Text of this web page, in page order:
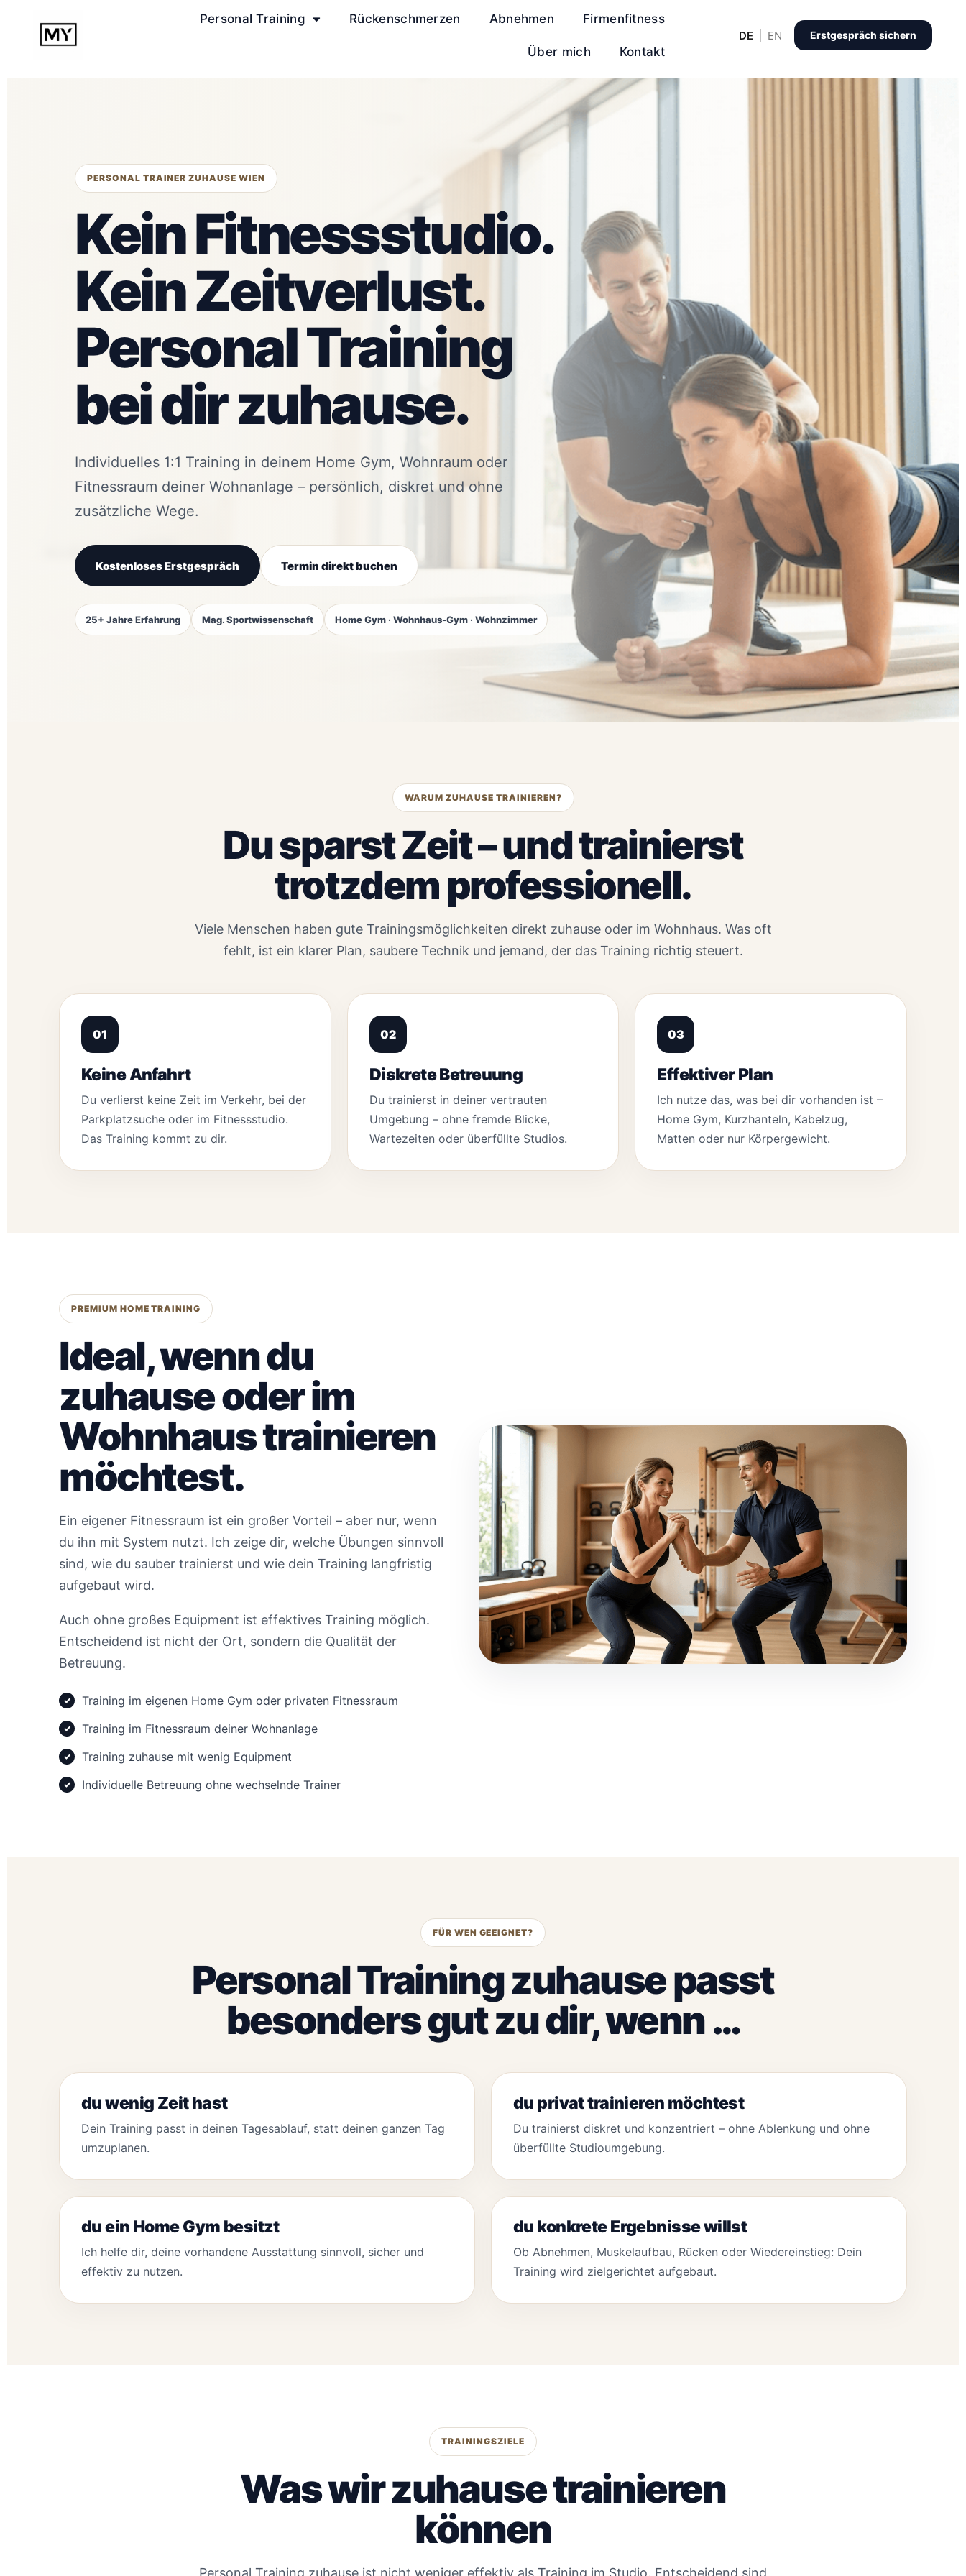
Personal Training Rückenschmerzen Abnehmen Firmenfitness
Über mich Kontakt
DE EN Erstgespräch sichern
PERSONAL TRAINER ZUHAUSE WIEN
Kein Fitnessstudio.
Kein Zeitverlust.
Personal Training
bei dir zuhause.
Individuelles 1:1 Training in deinem Home Gym, Wohnraum oder
Fitnessraum deiner Wohnanlage – persönlich, diskret und ohne
zusätzliche Wege.
Kostenloses Erstgespräch Termin direkt buchen
25+ Jahre Erfahrung Mag. Sportwissenschaft Home Gym · Wohnhaus-Gym · Wohnzimmer
WARUM ZUHAUSE TRAINIEREN?
Du sparst Zeit – und trainierst
trotzdem professionell.
Viele Menschen haben gute Trainingsmöglichkeiten direkt zuhause oder im Wohnhaus. Was oft
fehlt, ist ein klarer Plan, saubere Technik und jemand, der das Training richtig steuert.
01
Keine Anfahrt
Du verlierst keine Zeit im Verkehr, bei der
Parkplatzsuche oder im Fitnessstudio.
Das Training kommt zu dir.
02
Diskrete Betreuung
Du trainierst in deiner vertrauten
Umgebung – ohne fremde Blicke,
Wartezeiten oder überfüllte Studios.
03
Effektiver Plan
Ich nutze das, was bei dir vorhanden ist –
Home Gym, Kurzhanteln, Kabelzug,
Matten oder nur Körpergewicht.
PREMIUM HOME TRAINING
Ideal, wenn du
zuhause oder im
Wohnhaus trainieren
möchtest.
Ein eigener Fitnessraum ist ein großer Vorteil – aber nur, wenn
du ihn mit System nutzt. Ich zeige dir, welche Übungen sinnvoll
sind, wie du sauber trainierst und wie dein Training langfristig
aufgebaut wird.
Auch ohne großes Equipment ist effektives Training möglich.
Entscheidend ist nicht der Ort, sondern die Qualität der
Betreuung.
Training im eigenen Home Gym oder privaten Fitnessraum
Training im Fitnessraum deiner Wohnanlage
Training zuhause mit wenig Equipment
Individuelle Betreuung ohne wechselnde Trainer
FÜR WEN GEEIGNET?
Personal Training zuhause passt
besonders gut zu dir, wenn …
du wenig Zeit hast
Dein Training passt in deinen Tagesablauf, statt deinen ganzen Tag
umzuplanen.
du privat trainieren möchtest
Du trainierst diskret und konzentriert – ohne Ablenkung und ohne
überfüllte Studioumgebung.
du ein Home Gym besitzt
Ich helfe dir, deine vorhandene Ausstattung sinnvoll, sicher und
effektiv zu nutzen.
du konkrete Ergebnisse willst
Ob Abnehmen, Muskelaufbau, Rücken oder Wiedereinstieg: Dein
Training wird zielgerichtet aufgebaut.
TRAININGSZIELE
Was wir zuhause trainieren
können
Personal Training zuhause ist nicht weniger effektiv als Training im Studio. Entscheidend sind